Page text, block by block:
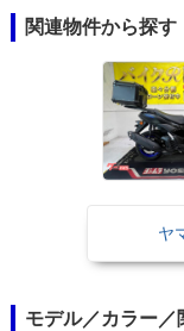
関連物件から探す
ヤ
モデル／カラー／